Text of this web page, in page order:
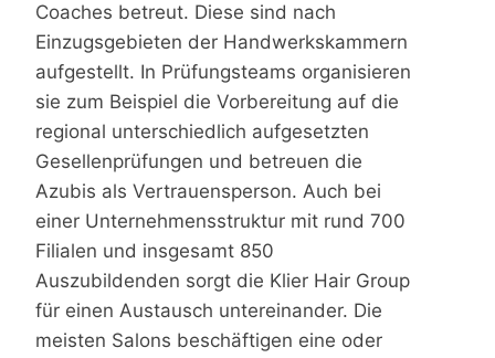
Coaches betreut. Diese sind nach
Einzugsgebieten der Handwerkskammern
aufgestellt. In Prüfungsteams organisieren
sie zum Beispiel die Vorbereitung auf die
regional unterschiedlich aufgesetzten
Gesellenprüfungen und betreuen die
Azubis als Vertrauensperson. Auch bei
einer Unternehmensstruktur mit rund 700
Filialen und insgesamt 850
Auszubildenden sorgt die Klier Hair Group
für einen Austausch untereinander. Die
meisten Salons beschäftigen eine oder